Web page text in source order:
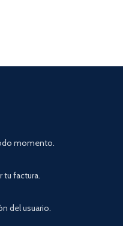
momento.
tu factura.
del usuario.